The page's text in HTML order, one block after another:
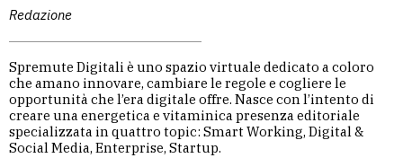
Redazione
Spremute Digitali è uno spazio virtuale dedicato a coloro
che amano innovare, cambiare le regole e cogliere le
opportunità che l’era digitale offre. Nasce con l’intento di
creare una energetica e vitaminica presenza editoriale
specializzata in quattro topic: Smart Working, Digital &
Social Media, Enterprise, Startup.